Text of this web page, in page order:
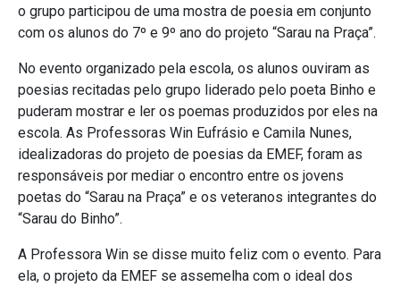
o grupo participou de uma mostra de poesia em conjunto
com os alunos do 7º e 9º ano do projeto “Sarau na Praça”.
No evento organizado pela escola, os alunos ouviram as
poesias recitadas pelo grupo liderado pelo poeta Binho e
puderam mostrar e ler os poemas produzidos por eles na
escola. As Professoras Win Eufrásio e Camila Nunes,
idealizadoras do projeto de poesias da EMEF, foram as
responsáveis por mediar o encontro entre os jovens
poetas do “Sarau na Praça” e os veteranos integrantes do
“Sarau do Binho”.
A Professora Win se disse muito feliz com o evento. Para
ela, o projeto da EMEF se assemelha com o ideal dos